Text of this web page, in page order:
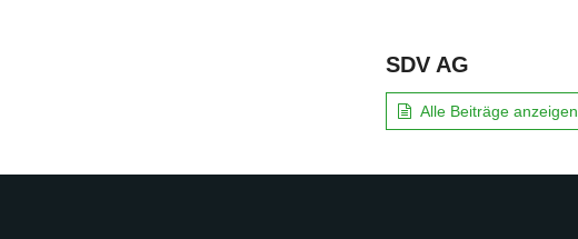
SDV AG
Alle Beiträge anzeigen